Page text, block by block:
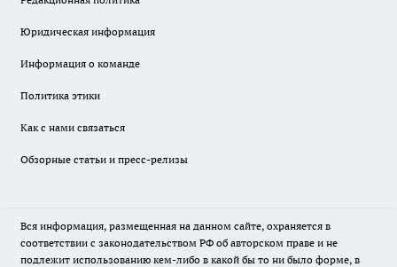
Юридическая информация
Информация о команде
Политика этики
Как с нами связаться
Обзорные статьи и пресс-релизы
Вся информация, размещенная на данном сайте, охраняется в
соответствии с законодательством РФ об авторском праве и не
подлежит использованию кем-либо в какой бы то ни было форме, в